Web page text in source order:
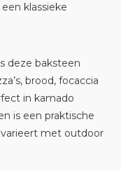
klassieke
deze baksteen
brood, focaccia
in kamado
is een praktische
met outdoor